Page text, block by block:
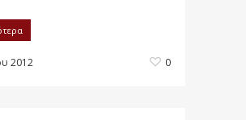
2012 0